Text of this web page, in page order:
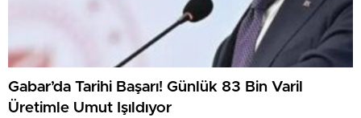
Gabar’da Tarihi Başarı! Günlük 83 Bin Varil
Üretimle Umut Işıldıyor